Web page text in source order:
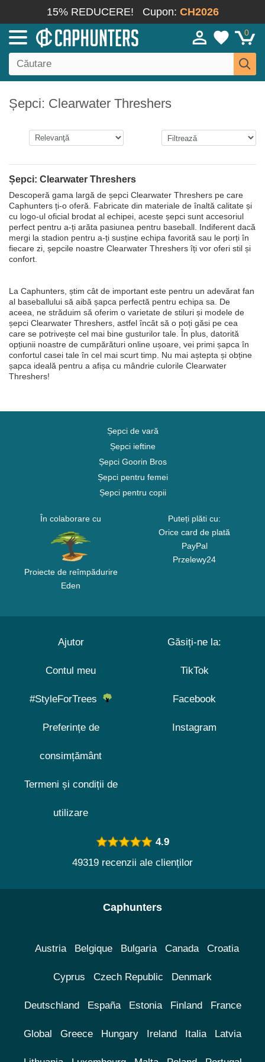
15% REDUCERE! Cupon: CH2026
0
Șepci: Clearwater Threshers
Șepci: Clearwater Threshers
Descoperă gama largă de șepci Clearwater Threshers pe care
Caphunters ți-o oferă. Fabricate din materiale de înaltă calitate și
cu logo-ul oficial brodat al echipei, aceste șepci sunt accesoriul
perfect pentru a-ți arăta pasiunea pentru baseball. Indiferent dacă
mergi la stadion pentru a-ți susține echipa favorită sau le porți în
fiecare zi, șepcile noastre Clearwater Threshers îți vor oferi stil și
confort.
La Caphunters, știm cât de important este pentru un adevărat fan
al baseballului să aibă șapca perfectă pentru echipa sa. De
aceea, ne străduim să oferim o varietate de stiluri și modele de
șepci Clearwater Threshers, astfel încât să o poți găsi pe cea
care se potrivește cel mai bine gusturilor tale. În plus, datorită
opțiunii noastre de cumpărături online ușoare, vei primi șapca în
confortul casei tale în cel mai scurt timp. Nu mai aștepta și obține
șapca ideală pentru a afișa cu mândrie culorile Clearwater
Threshers!
Șepci de vară
Șepci ieftine
Șepci Goorin Bros
Șepci pentru femei
Șepci pentru copii
În colaborare cu
Proiecte de reîmpădurire
Eden
Puteți plăti cu:
Orice card de plată
PayPal
Przelewy24
Ajutor
Contul meu
#StyleForTrees
Preferințe de
consimțământ
Termeni și condiții de
utilizare
Găsiți-ne la:
TikTok
Facebook
Instagram
4.9
49319 recenzii ale clienților
Caphunters
Austria Belgique Bulgaria Canada Croatia
Cyprus Czech Republic Denmark
Deutschland España Estonia Finland France
Global Greece Hungary Ireland Italia Latvia